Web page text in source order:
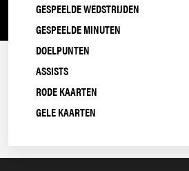
GESPEELDE WEDSTRIJDEN
GESPEELDE MINUTEN
DOELPUNTEN
ASSISTS
RODE KAARTEN
GELE KAARTEN